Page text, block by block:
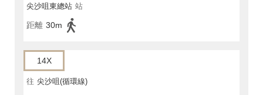
尖沙咀東總站 站
距離 30m
14X
往 尖沙咀(循環線)